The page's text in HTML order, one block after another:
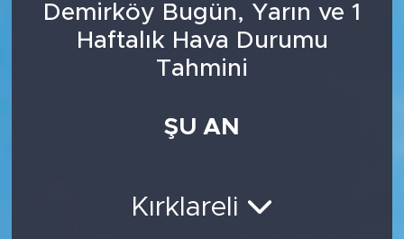
Demirköy Bugün, Yarın ve 1
Haftalık Hava Durumu
Tahmini
ŞU AN
Kırklareli
Sağlık
Tüm Manşetler